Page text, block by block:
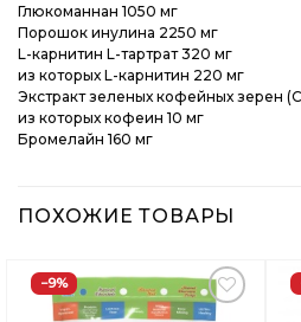
Глюкоманнан 1050 мг
Порошок инулина 2250 мг
L-карнитин L-тартрат 320 мг
из которых L-карнитин 220 мг
Экстракт зеленых кофейных зерен
из которых кофеин 10 мг
Бромелайн 160 мг
ПОХОЖИЕ ТОВАРЫ
−9%